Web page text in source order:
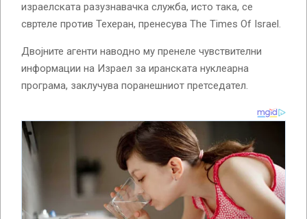
израелската разузнавачка служба, исто така, се
свртеле против Техеран, пренесува The Times Of Israel.
Двојните агенти наводно му пренеле чувствителни
информации на Израел за иранската нуклеарна
програма, заклучува поранешниот претседател.